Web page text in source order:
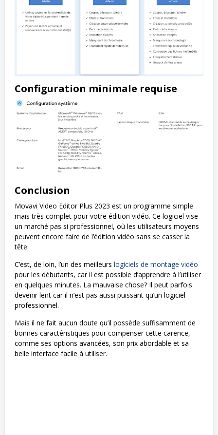
Configuration minimale requise
Conclusion
Movavi Video Editor Plus 2023 est un programme simple
mais très complet pour votre édition vidéo. Ce logiciel vise
un marché pas si professionnel, où les utilisateurs moyens
peuvent encore faire de l’édition vidéo sans se casser la
tête.
C’est, de loin, l’un des meilleurs logiciels de montage vidéo
pour les débutants, car il est possible d’apprendre à l’utiliser
en quelques minutes. La mauvaise chose? Il peut parfois
devenir lent car il n’est pas aussi puissant qu’un logiciel
professionnel.
Mais il ne fait aucun doute qu’il possède suffisamment de
bonnes caractéristiques pour compenser cette carence,
comme ses options avancées, son prix abordable et sa
belle interface facile à utiliser.